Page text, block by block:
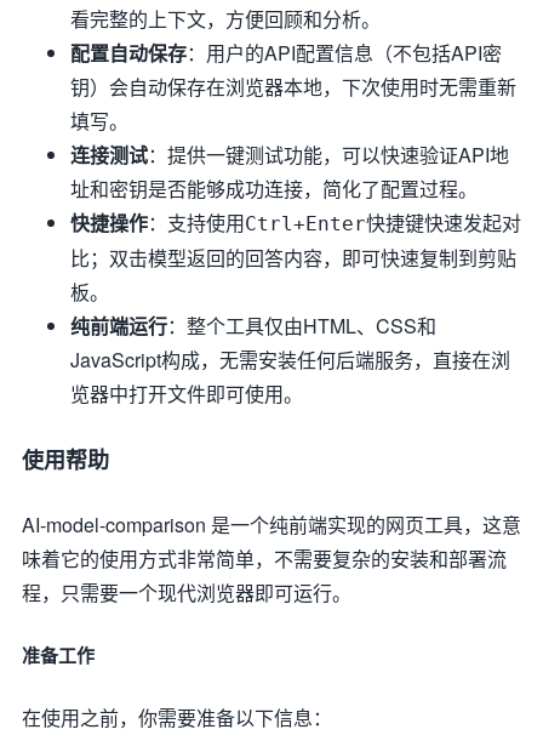
看完整的上下文，方便回顾和分析。
配置自动保存：用户的API配置信息（不包括API密
钥）会自动保存在浏览器本地，下次使用时无需重新
填写。
连接测试：提供一键测试功能，可以快速验证API地
址和密钥是否能够成功连接，简化了配置过程。
快捷操作：支持使用Ctrl+Enter快捷键快速发起对
比；双击模型返回的回答内容，即可快速复制到剪贴
板。
纯前端运行：整个工具仅由HTML、CSS和
JavaScript构成，无需安装任何后端服务，直接在浏
览器中打开文件即可使用。
使用帮助
AI-model-comparison 是一个纯前端实现的网页工具，这意
味着它的使用方式非常简单，不需要复杂的安装和部署流
程，只需要一个现代浏览器即可运行。
准备工作
在使用之前，你需要准备以下信息：